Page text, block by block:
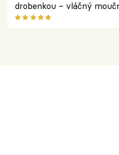
drobenkou – vláčný
ovoce